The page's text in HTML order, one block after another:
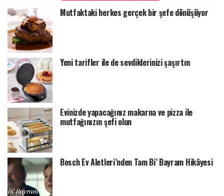
Mutfaktaki herkes gerçek bir şefe dönüşüyor
Yeni tarifler ile de sevdiklerinizi şaşırtın
Evinizde yapacağınız makarna ve pizza ile
mutfağınızın şefi olun
Bosch Ev Aletleri’nden Tam Bi’ Bayram Hikâyesi